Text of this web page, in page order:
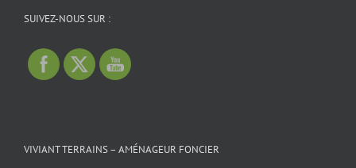
SUIVEZ-NOUS SUR :
VIVIANT TERRAINS – AMÉNAGEUR FONCIER